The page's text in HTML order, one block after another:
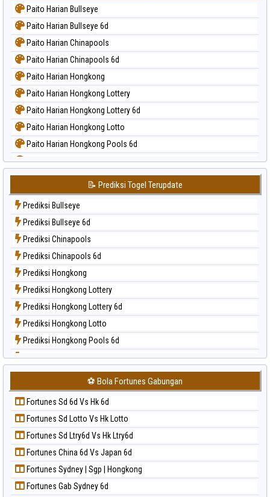
Paito Harian Bullseye
Paito Harian Bullseye 6d
Paito Harian Chinapools
Paito Harian Chinapools 6d
Paito Harian Hongkong
Paito Harian Hongkong Lottery
Paito Harian Hongkong Lottery 6d
Paito Harian Hongkong Lotto
Paito Harian Hongkong Pools 6d
Paito Harian Japan
Paito Harian Japan 6d
Paito Harian Korea
Paito Harian Kuda Lari
Paito Harian Magnum Cambodia
Paito Harian Nagoya
Paito Harian New York Midday
Paito Harian North Carolina Day
Paito Harian Pcso
Paito Harian Pennsylvania Day
Paito Harian Sao Paulo
Paito Harian Singapore
Paito Harian Sydney
Paito Harian Sydney Lottery
Paito Harian Sydney Lottery 6d
Paito Harian Sydney Lotto
Paito Harian Sydney Pools 6d
Paito Harian Taipei
Paito Harian Taiwan
📝 Prediksi Togel Terupdate
Prediksi Bullseye
Prediksi Bullseye 6d
Prediksi Chinapools
Prediksi Chinapools 6d
Prediksi Hongkong
Prediksi Hongkong Lottery
Prediksi Hongkong Lottery 6d
Prediksi Hongkong Lotto
Prediksi Hongkong Pools 6d
Prediksi Japan
Prediksi Japan 6d
Prediksi Korea
Prediksi Kuda Lari
Prediksi Magnum Cambodia
Prediksi Nagoya
Prediksi North Carolina Day
Prediksi Pcso
Prediksi Sao Paulo
⚽ Bola Fortunes Gabungan
Fortunes Sd 6d Vs Hk 6d
Fortunes Sd Lotto Vs Hk Lotto
Fortunes Sd Ltry6d Vs Hk Ltry6d
Fortunes China 6d Vs Japan 6d
Fortunes Sydney | Sgp | Hongkong
Fortunes Gab Sydney 6d